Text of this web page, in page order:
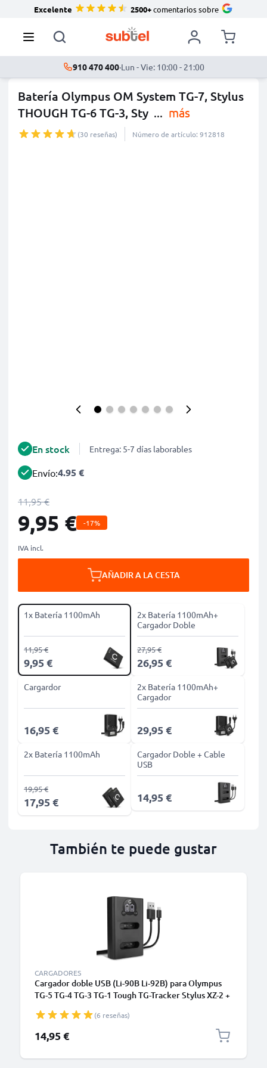
Excelente 2500+comentarios sobre
910 470 400·Lun - Vie: 10:00 - 21:00
Batería Olympus OM System TG-7, Stylus
THOUGH TG-6 TG-3, Sty ... más
(30 reseñas) Número de artículo: 912818
En stock Entrega: 5-7 días laborables
Envío:4.95 €
11,95 €
9,95 € -17%
IVA incl.
AÑADIR A LA CESTA
1x Batería 1100mAh
9,95 €
11,95 €
2x Batería 1100mAh+
Cargador Doble
26,95 €
27,95 €
Cargardor
16,95 €
2x Batería 1100mAh+
Cargador
29,95 €
2x Batería 1100mAh
17,95 €
19,95 €
Cargador Doble + Cable
USB
14,95 €
También te puede gustar
CARGADORES
Cargador doble USB (Li-90B Li-92B) para Olympus
TG-5 TG-4 TG-3 TG-1 Tough TG-Tracker Stylus XZ-2 +
(6 reseñas)
14,95 €